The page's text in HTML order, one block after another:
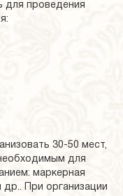
для проведения
30-50 мест,
для
маркерная
При организации